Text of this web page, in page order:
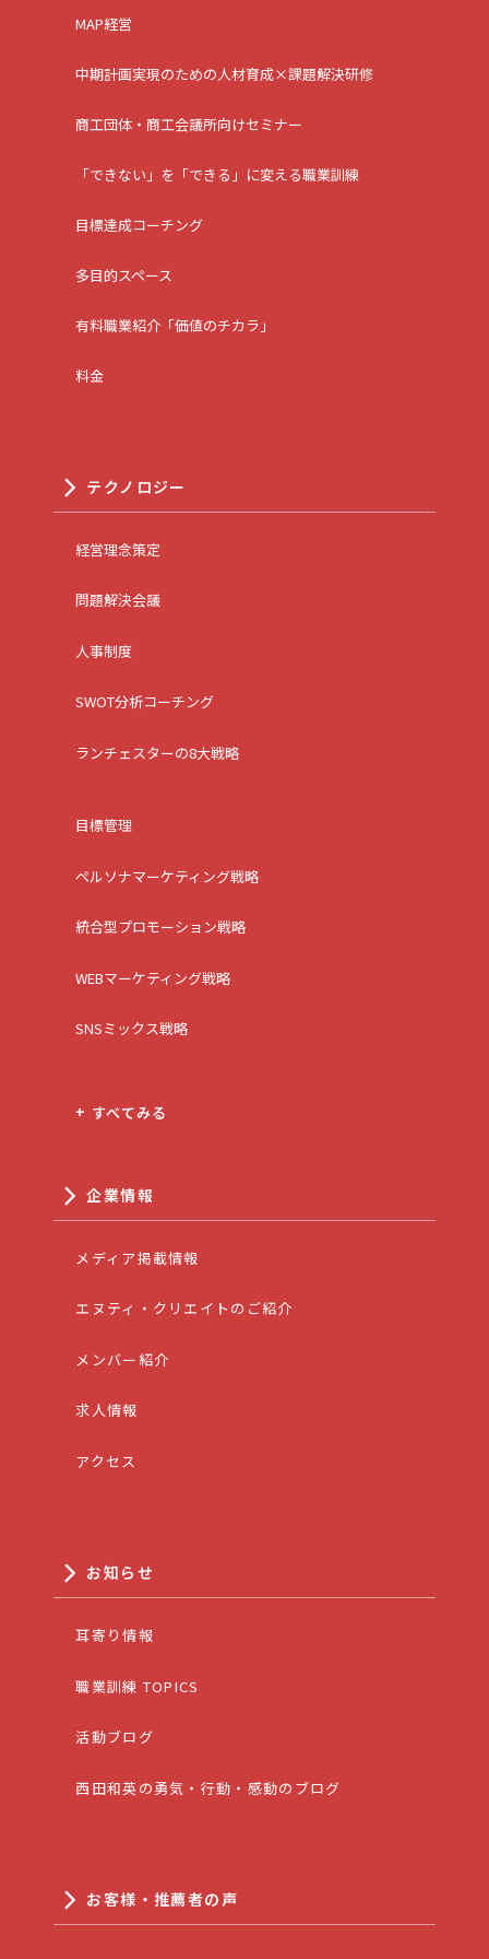
MAP経営
中期計画実現のための人材育成×課題解決研修
商工団体・商工会議所向けセミナー
「できない」を「できる」に変える職業訓練
目標達成コーチング
多目的スペース
有料職業紹介「価値のチカラ」
料金
テクノロジー
経営理念策定
問題解決会議
人事制度
SWOT分析コーチング
ランチェスターの8大戦略
目標管理
ペルソナマーケティング戦略
統合型プロモーション戦略
WEBマーケティング戦略
SNSミックス戦略
+ すべてみる
企業情報
メディア掲載情報
エヌティ・クリエイトのご紹介
メンバー紹介
求人情報
アクセス
お知らせ
耳寄り情報
職業訓練 TOPICS
活動ブログ
西田和英の勇気・行動・感動のブログ
お客様・推薦者の声